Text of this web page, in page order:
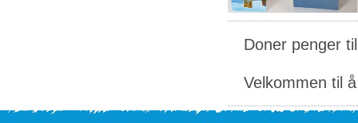
Doner penger
Velkommen til